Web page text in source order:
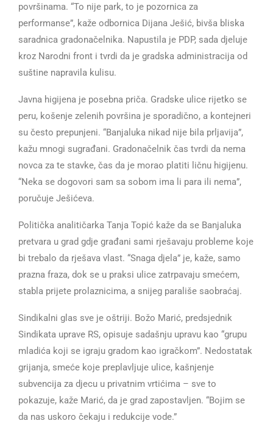
površinama. “To nije park, to je pozornica za
performanse”, kaže odbornica Dijana Ješić, bivša bliska
saradnica gradonačelnika. Napustila je PDP, sada djeluje
kroz Narodni front i tvrdi da je gradska administracija od
suštine napravila kulisu.
Javna higijena je posebna priča. Gradske ulice rijetko se
peru, košenje zelenih površina je sporadično, a kontejneri
su često prepunjeni. “Banjaluka nikad nije bila prljavija”,
kažu mnogi sugrađani. Gradonačelnik čas tvrdi da nema
novca za te stavke, čas da je morao platiti ličnu higijenu.
“Neka se dogovori sam sa sobom ima li para ili nema”,
poručuje Ješićeva.
Politička analitičarka Tanja Topić kaže da se Banjaluka
pretvara u grad gdje građani sami rješavaju probleme koje
bi trebalo da rješava vlast. “Snaga djela” je, kaže, samo
prazna fraza, dok se u praksi ulice zatrpavaju smećem,
stabla prijete prolaznicima, a snijeg parališe saobraćaj.
Sindikalni glas sve je oštriji. Božo Marić, predsjednik
Sindikata uprave RS, opisuje sadašnju upravu kao “grupu
mladića koji se igraju gradom kao igračkom”. Nedostatak
grijanja, smeće koje preplavljuje ulice, kašnjenje
subvencija za djecu u privatnim vrtićima – sve to
pokazuje, kaže Marić, da je grad zapostavljen. “Bojim se
da nas uskoro čekaju i redukcije vode.”